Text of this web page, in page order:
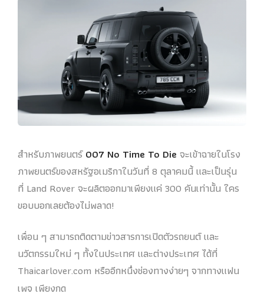
สำหรับภาพยนตร์007 No Time To Die จะเข้าฉายในโรง
ภาพยนตร์ของสหรัฐอเมริกาในวันที่ 8 ตุลาคมนี้ และเป็นรุ่น
ที่ Land Rover จะผลิตออกมาเพียงแค่ 300 คันเท่านั้น ใคร
ขอบบอกเลยต้องไม่พลาด!
เพื่อน ๆ สามารถติดตามข่าวสารการเปิดตัวรถยนต์ และ
นวัตกรรมใหม่ ๆ ทั้งในประเทศ และต่างประเทศ ได้ที่
Thaicarlover.com หรืออีกหนึ่งช่องทางง่ายๆ จากทางแฟน
เพจ เพียงกด